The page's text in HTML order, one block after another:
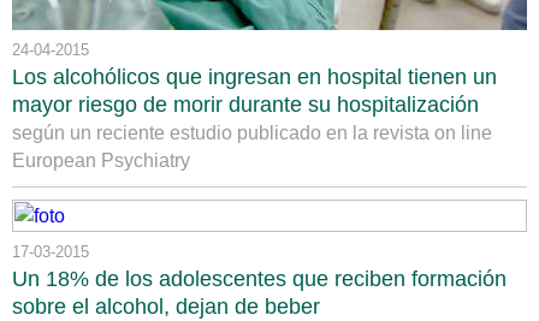
24-04-2015
Los alcohólicos que ingresan en hospital tienen un
mayor riesgo de morir durante su hospitalización
según un reciente estudio publicado en la revista on line
European Psychiatry
17-03-2015
Un 18% de los adolescentes que reciben formación
sobre el alcohol, dejan de beber